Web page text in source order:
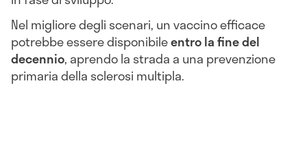
Nel migliore degli scenari, un vaccino efficace
potrebbe essere disponibileentro la fine del
decennio, aprendo la strada a una prevenzione
primaria della sclerosi multipla.